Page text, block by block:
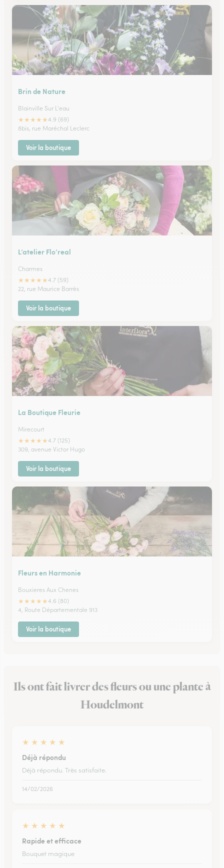
Brin de Nature
Blainville Sur L'eau
★★★★★4.9 (69)
8bis, rue Maréchal Leclerc
Voir la boutique
L’atelier Flo’real
Charmes
★★★★★4.7 (59)
22, rue Maurice Barrès
Voir la boutique
La Boutique Fleurie
Mirecourt
★★★★★4.7 (125)
309, avenue Victor Hugo
Voir la boutique
Fleurs en Harmonie
Bouxieres Aux Chenes
★★★★★4.6 (80)
4, Route Départementale 913
Voir la boutique
Ils ont fait livrer des fleurs ou une plante à
Houdelmont
★ ★ ★ ★ ★
Déjà répondu
Déjà répondu. Très satisfaite.
14/02/2026
★ ★ ★ ★ ★
Rapide et efficace
Bouquet magique